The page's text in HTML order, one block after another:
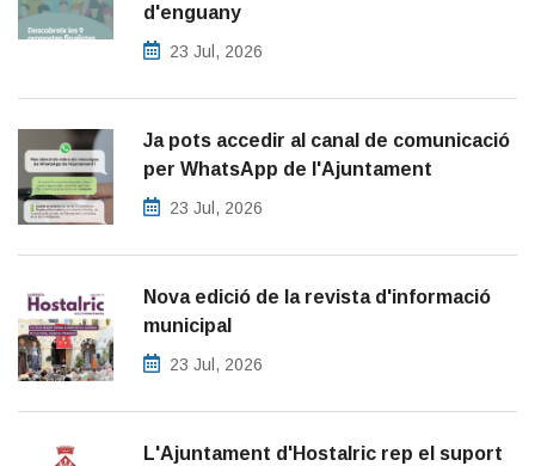
d'enguany
23 Jul, 2026
Ja pots accedir al canal de comunicació
per WhatsApp de l'Ajuntament
23 Jul, 2026
Nova edició de la revista d'informació
municipal
23 Jul, 2026
L'Ajuntament d'Hostalric rep el suport